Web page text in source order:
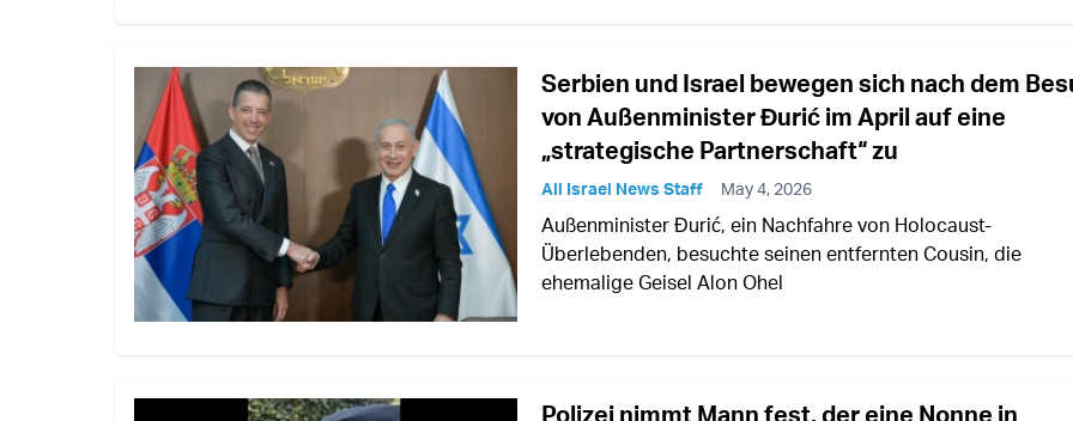
Serbien und Israel bewegen sich nach dem
von Außenminister Đurić im April auf eine
„strategische Partnerschaft“ zu
All Israel News Staff May 4, 2026
Außenminister Đurić, ein Nachfahre von Holocaust-
Überlebenden, besuchte seinen entfernten Cousin, die
ehemalige Geisel Alon Ohel
Polizei nimmt Mann fest, der eine Nonne in